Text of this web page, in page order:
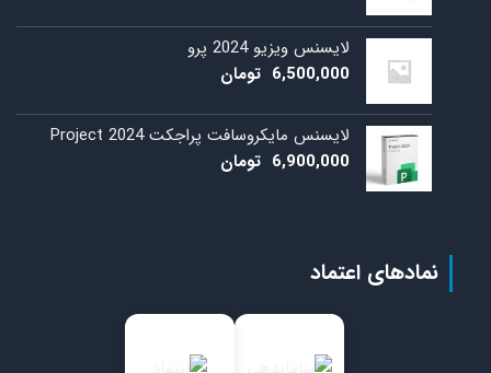
لایسنس ویزیو 2024 پرو
6,500,000 تومان
لایسنس مایکروسافت پراجکت 2024 Project
6,900,000 تومان
نمادهای اعتماد